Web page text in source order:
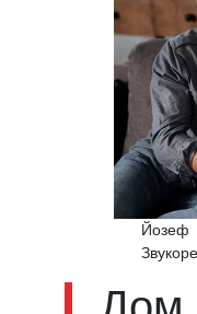
Йозеф